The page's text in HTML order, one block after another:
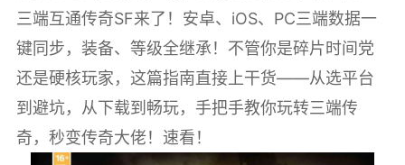
三端互通传奇SF来了！安卓、iOS、PC三端数据一
键同步，装备、等级全继承！不管你是碎片时间党
还是硬核玩家，这篇指南直接上干货——从选平台
到避坑，从下载到畅玩，手把手教你玩转三端传
奇，秒变传奇大佬！速看！